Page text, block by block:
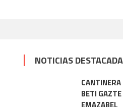
NOTICIAS
BETI